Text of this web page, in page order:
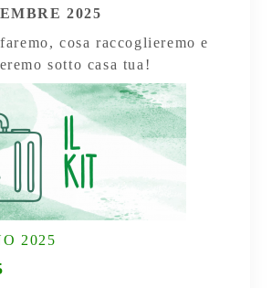
2025
cosa raccoglieremo e
sotto casa tua!
2025